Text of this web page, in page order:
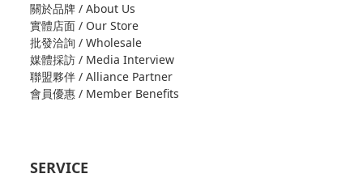
關於品牌 / About Us
實體店面 / Our Store
批發洽詢 / Wholesale
媒體採訪 / Media Interview
聯盟夥伴 / Alliance Partner
會員優惠 / Member Benefits
SERVICE